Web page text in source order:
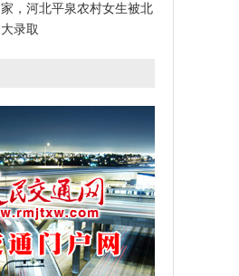
家，河北平泉农村女生被北
大录取